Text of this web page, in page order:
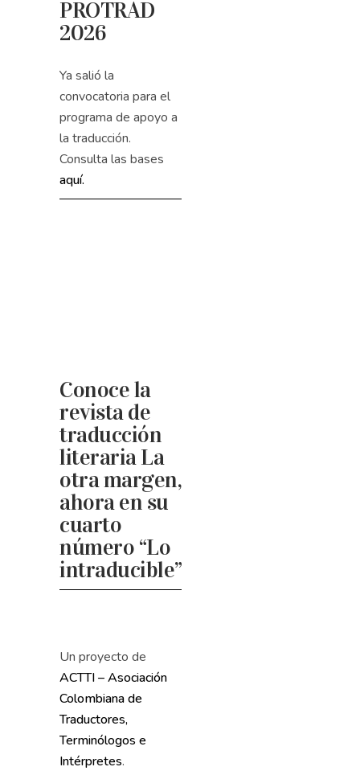
PROTRAD
2026
Ya salió la
convocatoria para el
programa de apoyo a
la traducción.
Consulta las bases
aquí.
Conoce la
revista de
traducción
literaria La
otra margen,
ahora en su
cuarto
número “Lo
intraducible”
Un proyecto de
ACTTI – Asociación
Colombiana de
Traductores,
Terminólogos e
Intérpretes.